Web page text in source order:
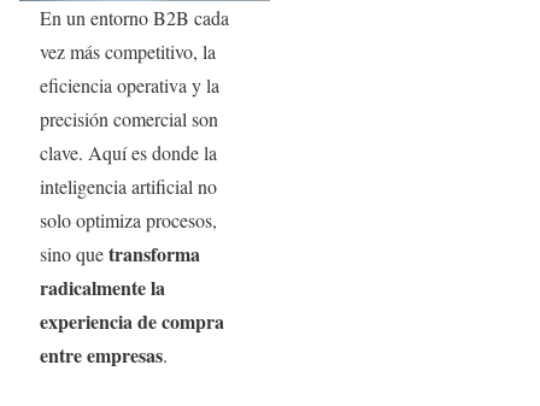
En un entorno B2B cada
vez más competitivo, la
eficiencia operativa y la
precisión comercial son
clave. Aquí es donde la
inteligencia artificial no
solo optimiza procesos,
sino quetransforma
radicalmente la
experiencia de compra
entre empresas.